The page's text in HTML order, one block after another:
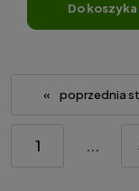
do koszyka
«
1 ...